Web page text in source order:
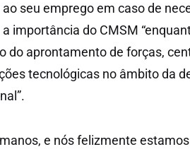
seu emprego em caso de
importância do CMSM
do aprontamento de forças,
tecnológicas no âmbito da
e nós felizmente